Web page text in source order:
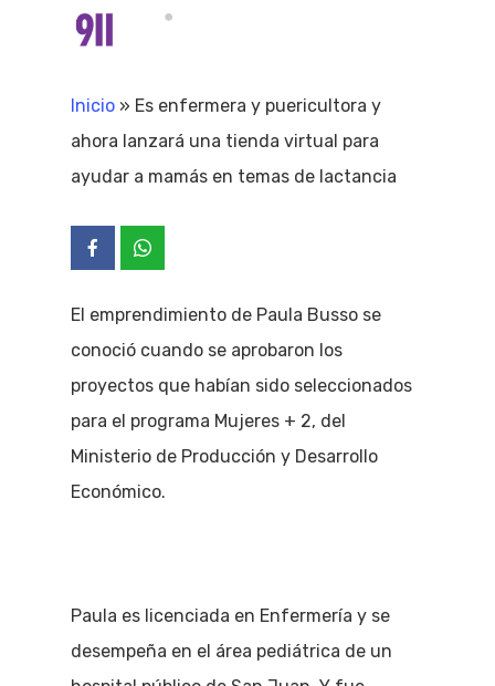
Inicio » Es enfermera y puericultora y
ahora lanzará una tienda virtual para
ayudar a mamás en temas de lactancia
El emprendimiento de Paula Busso se
conoció cuando se aprobaron los
proyectos que habían sido seleccionados
para el programa Mujeres + 2, del
Ministerio de Producción y Desarrollo
Económico.
Paula es licenciada en Enfermería y se
desempeña en el área pediátrica de un